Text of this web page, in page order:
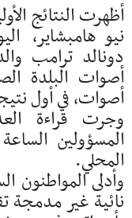
أظهرت النتائج
نيو هامبشاير،
دونالد ترامب
أصوات، في أول
وجرت قراءة
المحلي.
وأدلى المواطنون
نائية غير مدمجة